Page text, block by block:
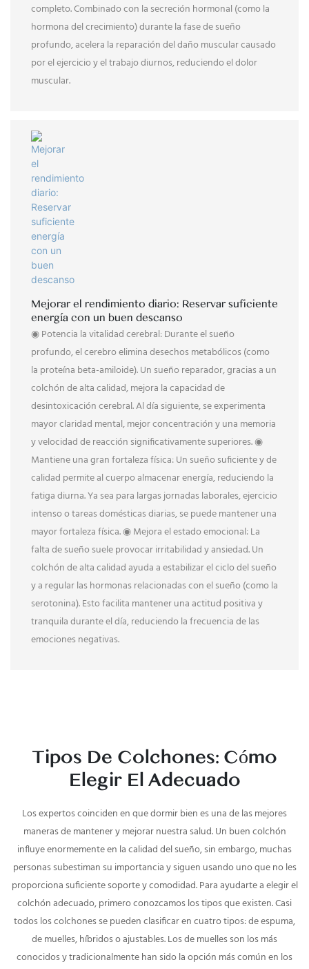
completo. Combinado con la secreción hormonal (como la
hormona del crecimiento) durante la fase de sueño
profundo, acelera la reparación del daño muscular causado
por el ejercicio y el trabajo diurnos, reduciendo el dolor
muscular.
Mejorar el rendimiento diario: Reservar suficiente
energía con un buen descanso
◉ Potencia la vitalidad cerebral: Durante el sueño
profundo, el cerebro elimina desechos metabólicos (como
la proteína beta-amiloide). Un sueño reparador, gracias a un
colchón de alta calidad, mejora la capacidad de
desintoxicación cerebral. Al día siguiente, se experimenta
mayor claridad mental, mejor concentración y una memoria
y velocidad de reacción significativamente superiores. ◉
Mantiene una gran fortaleza física: Un sueño suficiente y de
calidad permite al cuerpo almacenar energía, reduciendo la
fatiga diurna. Ya sea para largas jornadas laborales, ejercicio
intenso o tareas domésticas diarias, se puede mantener una
mayor fortaleza física. ◉ Mejora el estado emocional: La
falta de sueño suele provocar irritabilidad y ansiedad. Un
colchón de alta calidad ayuda a estabilizar el ciclo del sueño
y a regular las hormonas relacionadas con el sueño (como la
serotonina). Esto facilita mantener una actitud positiva y
tranquila durante el día, reduciendo la frecuencia de las
emociones negativas.
Tipos De Colchones: Cómo
Elegir El Adecuado
Los expertos coinciden en que dormir bien es una de las mejores
maneras de mantener y mejorar nuestra salud. Un buen colchón
influye enormemente en la calidad del sueño, sin embargo, muchas
personas subestiman su importancia y siguen usando uno que no les
proporciona suficiente soporte y comodidad. Para ayudarte a elegir el
colchón adecuado, primero conozcamos los tipos que existen. Casi
todos los colchones se pueden clasificar en cuatro tipos: de espuma,
de muelles, híbridos o ajustables. Los de muelles son los más
conocidos y tradicionalmente han sido la opción más común en los